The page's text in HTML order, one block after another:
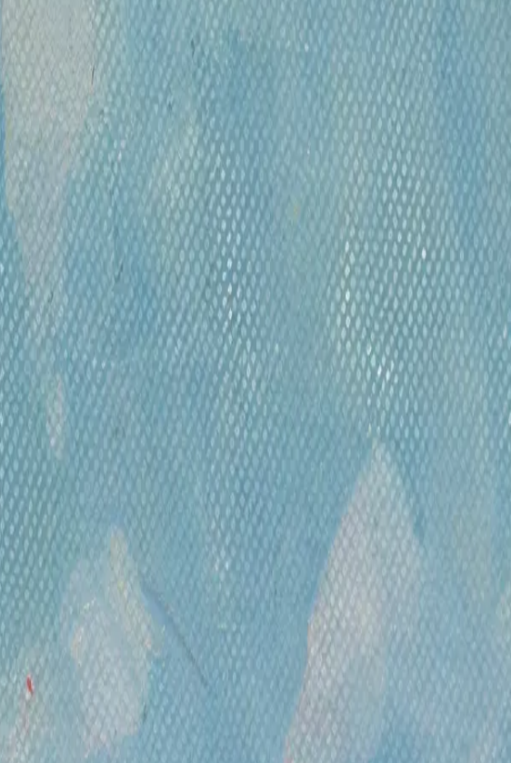
училище. В 1979 году Виктор Ляпкало поступает в Институт
СССР Бориса Угарова. Окончил институт в 1987 году с
в частных собраниях России, Германии, Голландии,
нашем каталоге
первыми узнавать о самых интересных и выгодных